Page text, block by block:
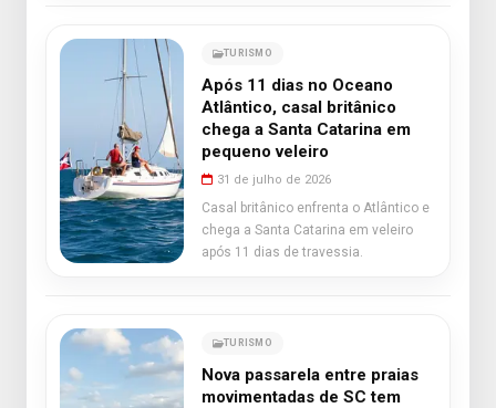
TURISMO
Após 11 dias no Oceano
Atlântico, casal britânico
chega a Santa Catarina em
pequeno veleiro
31 de julho de 2026
Casal britânico enfrenta o Atlântico e
chega a Santa Catarina em veleiro
após 11 dias de travessia.
TURISMO
Nova passarela entre praias
movimentadas de SC tem